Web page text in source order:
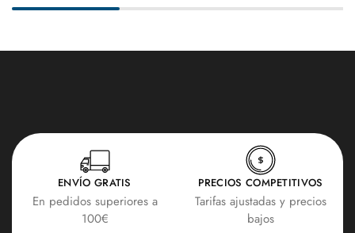
ENVÍO GRATIS
En pedidos superiores a
100€
PRECIOS COMPETITIVOS
Tarifas ajustadas y precios
bajos